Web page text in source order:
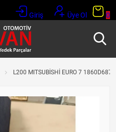
Giriş Üye Ol 0
L200 MITSUBİSHİ EURO 7 1860D687